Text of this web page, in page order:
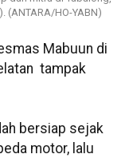
(ANTARA/HO-YABN)
Mabuun di
tampak
bersiap sejak
motor, lalu